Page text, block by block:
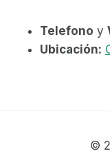
Telefono y
Ubicación:
©